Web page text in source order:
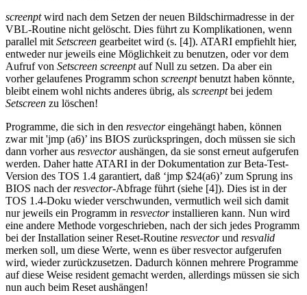
screenptwird nach dem Setzen der neuen Bildschirmadresse in der
VBL-Routine nicht gelöscht. Dies führt zu Komplikationen, wenn
parallel mit Setscreen gearbeitet wird (s. [4]). ATARI empfiehlt hier,
entweder nur jeweils eine Möglichkeit zu benutzen, oder vor dem
Aufruf von Setscreen screenptauf Null zu setzen. Da aber ein
vorher gelaufenes Programm schon screenptbenutzt haben könnte,
bleibt einem wohl nichts anderes übrig, als screenptbei jedem
Setscreen zu löschen!
Programme, die sich in den resvectoreingehängt haben, können
zwar mit 'jmp (a6)’ ins BIOS zurückspringen, doch müssen sie sich
dann vorher aus resvectoraushängen, da sie sonst erneut aufgerufen
werden. Daher hatte ATARI in der Dokumentation zur Beta-Test-
Version des TOS 1.4 garantiert, daß ‘jmp $24(a6)’ zum Sprung ins
BIOS nach derresvector-Abfrage führt (siehe [4]). Dies ist in der
TOS 1.4-Doku wieder verschwunden, vermutlich weil sich damit
nur jeweils ein Programm in resvectorinstallieren kann. Nun wird
eine andere Methode vorgeschrieben, nach der sich jedes Programm
bei der Installation seiner Reset-Routine resvectorund resvalid
merken soll, um diese Werte, wenn es über resvector aufgerufen
wird, wieder zurückzusetzen. Dadurch können mehrere Programme
auf diese Weise resident gemacht werden, allerdings müssen sie sich
nun auch beim Reset aushängen!